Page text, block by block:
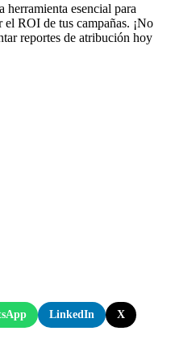
herramienta esencial para
ROI de tus campañas. ¡No
reportes de atribución hoy
LinkedIn X